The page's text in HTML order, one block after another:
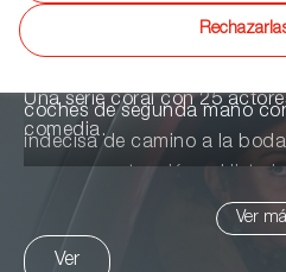
interrumpe los planes de
pareja en crisis, una familia
coches de segunda mano
indecisa de camino a la
va a una actuación…
y emotivas sobre el asfalto.
Una serie coral con 25
comedia.
Ver
Ver